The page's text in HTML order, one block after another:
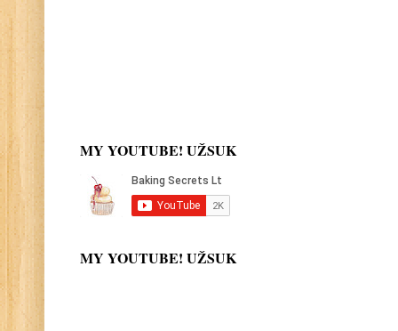
MY YOUTUBE! UŽSUK
MY YOUTUBE! UŽSUK